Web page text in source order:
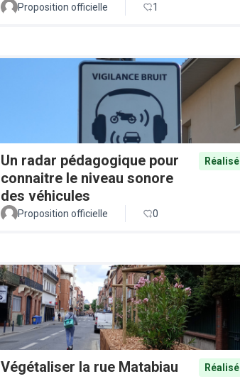
Proposition officielle 1
Un radar pédagogique pour
connaitre le niveau sonore
des véhicules
Réalisé
Proposition officielle 0
Végétaliser la rue Matabiau Réalisé